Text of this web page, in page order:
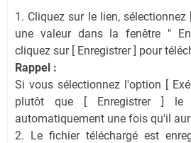
1. Cliquez sur le lien, sélectionnez
une valeur dans la fenêtre "
cliquez sur [ Enregistrer ] pour
Rappel :
Si vous sélectionnez l'option [
plutôt que [ Enregistrer ] le
automatiquement une fois qu'il
2. Le fichier téléchargé est